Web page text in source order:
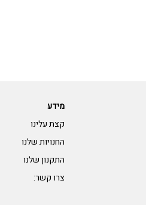
מידע
קצת עלינו
החנויות שלנו
התקנון שלנו
צרו קשר: